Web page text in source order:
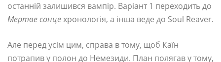
останній залишився вампір. Варіант 1 переходить до
Мертве сонцехронологія, а інша веде до Soul Reaver.
Але перед усім цим, справа в тому, щоб Каїн
потрапив у полон до Немезиди. План полягав у тому,